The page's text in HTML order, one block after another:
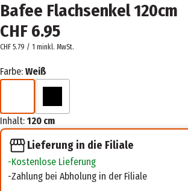
Bafee Flachsenkel 120cm
CHF 6.95
CHF 5.79 / 1 minkl. MwSt.
Farbe: Weiß
Inhalt: 120 cm
Lieferung in die Filiale
Kostenlose Lieferung
Zahlung bei Abholung in der Filiale